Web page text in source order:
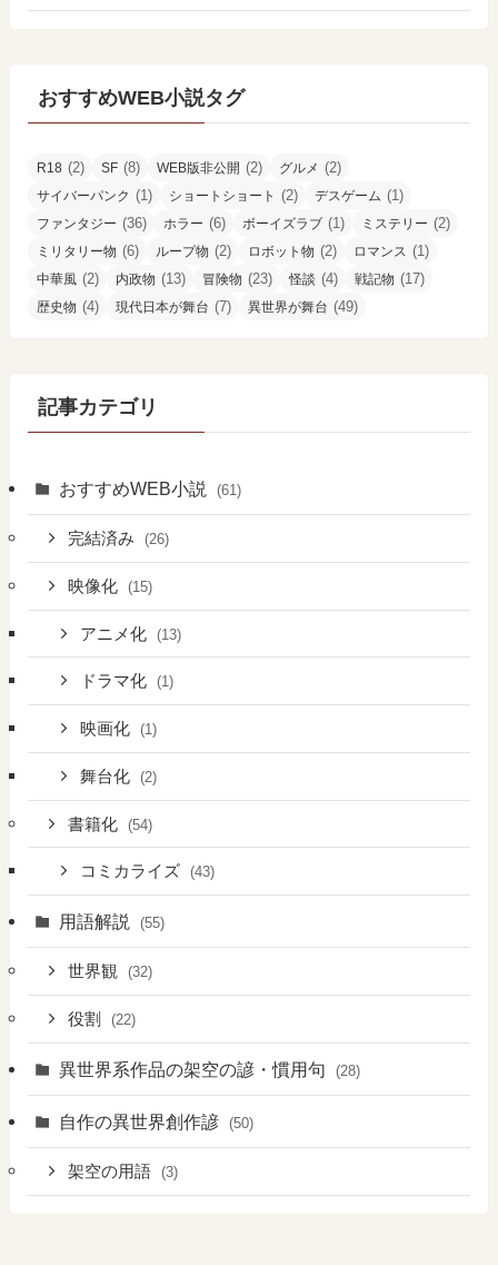
おすすめWEB小説タグ
R18 (2) SF (8) WEB版非公開 (2) グルメ (2)
サイバーパンク (1) ショートショート (2) デスゲーム (1)
ファンタジー (36) ホラー (6) ボーイズラブ (1) ミステリー (2)
ミリタリー物 (6) ループ物 (2) ロボット物 (2) ロマンス (1)
中華風 (2) 内政物 (13) 冒険物 (23) 怪談 (4) 戦記物 (17)
歴史物 (4) 現代日本が舞台 (7) 異世界が舞台 (49)
記事カテゴリ
おすすめWEB小説 (61)
完結済み (26)
映像化 (15)
アニメ化 (13)
ドラマ化 (1)
映画化 (1)
舞台化 (2)
書籍化 (54)
コミカライズ (43)
用語解説 (55)
世界観 (32)
役割 (22)
異世界系作品の架空の諺・慣用句 (28)
自作の異世界創作諺 (50)
架空の用語 (3)